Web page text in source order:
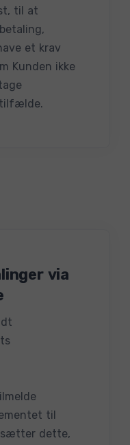
til at
et krav
Kunden ikke
tilfælde.
via
til
dette,